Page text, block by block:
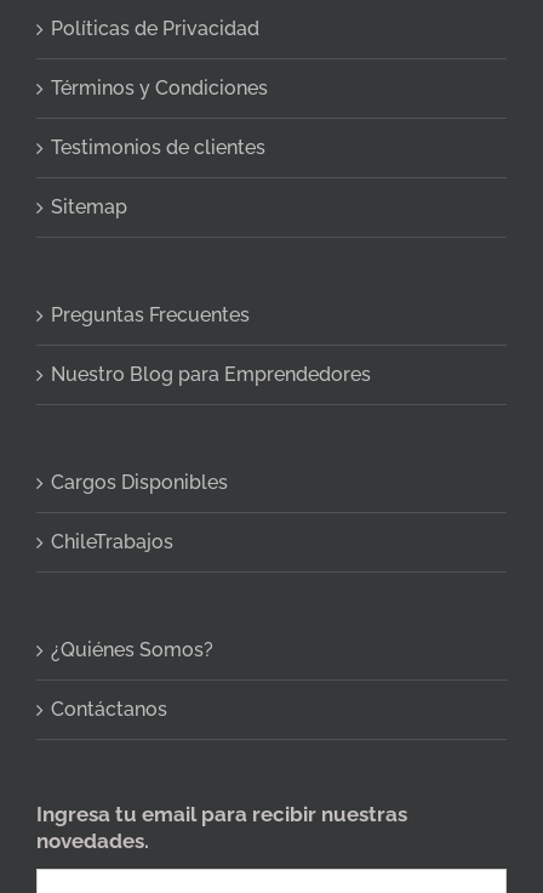
Políticas de Privacidad
Términos y Condiciones
Testimonios de clientes
Sitemap
Preguntas Frecuentes
Nuestro Blog para Emprendedores
Cargos Disponibles
ChileTrabajos
¿Quiénes Somos?
Contáctanos
Ingresa tu email para recibir nuestras
novedades.